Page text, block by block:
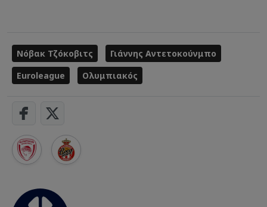
Νόβακ Τζόκοβιτς
Γιάννης Αντετοκούνμπο
Euroleague
Ολυμπιακός